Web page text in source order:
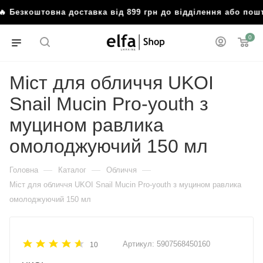
доставка від 899 грн до відділення або
0
Міст для обличчя UKOI
Snail Mucin Pro-youth з
муцином равлика
омолоджуючий 150 мл
Головна — Каталог — Обличчя —
Міст для обличчя UKOI Snail Mucin Pro-youth з муцином равлика
омолоджуючий 150 мл
10 Артикул: 5907568450160